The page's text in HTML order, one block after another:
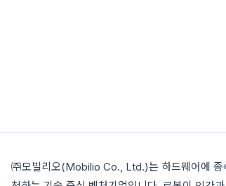
㈜모빌리오(Mobilio Co., Ltd.)는 하드웨어에 종